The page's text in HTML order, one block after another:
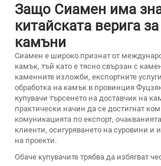
Защо Сиамен има
китайската верига
камъни
Сиамен е широко признат от
камък, тъй като е тясно свързан с
каменните изложби, експортните
обработка на камък в провинция
купувачи търсенето на доставчик на
практически начин да се достигнат
комуникацията по експорт,
клиенти, осигуряването на суровини и
на проекти.
Обаче купувачите трябва да избягват